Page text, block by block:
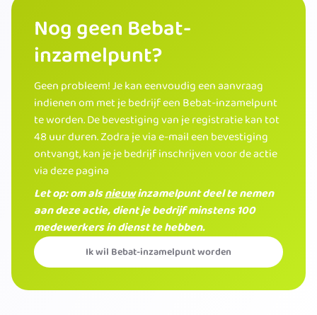
Nog geen Bebat-
inzamelpunt?
Geen probleem! Je kan eenvoudig een aanvraag
indienen om met je bedrijf een Bebat-inzamelpunt
te worden. De bevestiging van je registratie kan tot
48 uur duren. Zodra je via e-mail een bevestiging
ontvangt, kan je je bedrijf inschrijven voor de actie
via deze pagina
Let op: om alsnieuwinzamelpunt deel te nemen
aan deze actie, dient je bedrijf minstens 100
medewerkers in dienst te hebben.
Ik wil Bebat-inzamelpunt worden